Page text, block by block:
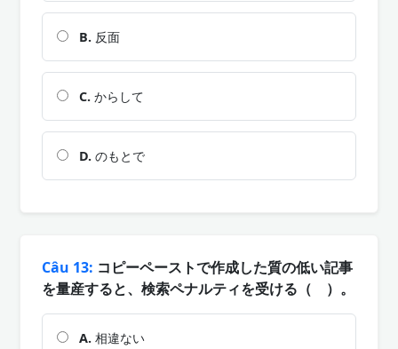
B. 反面
C. からして
D. のもとで
Câu 13: コピーペーストで作成した質の低い記事
を量産すると、検索ペナルティを受ける（ ）。
A. 相違ない